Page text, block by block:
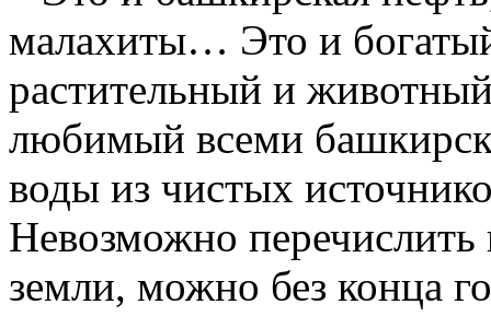
малахиты… Это и
растительный и
любимый всеми
воды из чистых
Невозможно перечислить
земли, можно без конца